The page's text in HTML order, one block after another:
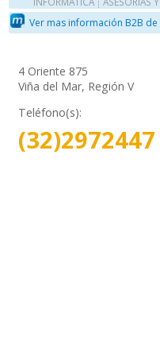
Ver mas información B2B
4 Oriente 875
Viña del Mar, Región V
Teléfono(s):
(32)2972447